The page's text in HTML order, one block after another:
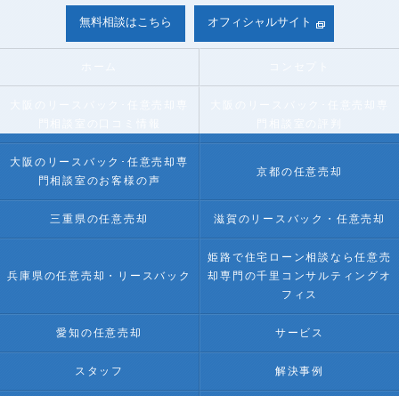
無料相談はこちら オフィシャルサイト
大阪のリースバック･任意売却専
門相談室のお客様の声
京都の任意売却
三重県の任意売却 滋賀のリースバック・任意売却
兵庫県の任意売却・リースバック
姫路で住宅ローン相談なら任意売
却専門の千里コンサルティングオ
フィス
愛知の任意売却 サービス
スタッフ 解決事例